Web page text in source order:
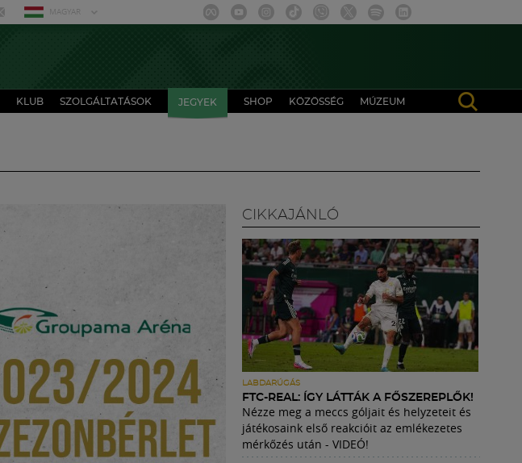
MAGYAR
KLUB SZOLGÁLTATÁSOK JEGYEK SHOP KÖZÖSSÉG MÚZEUM
CIKKAJÁNLÓ
LABDARÚGÁS
FTC-REAL: ÍGY LÁTTÁK A FŐSZEREPLŐK!
Nézze meg a meccs góljait és helyzeteit és
játékosaink első reakcióit az emlékezetes
mérkőzés után - VIDEÓ!